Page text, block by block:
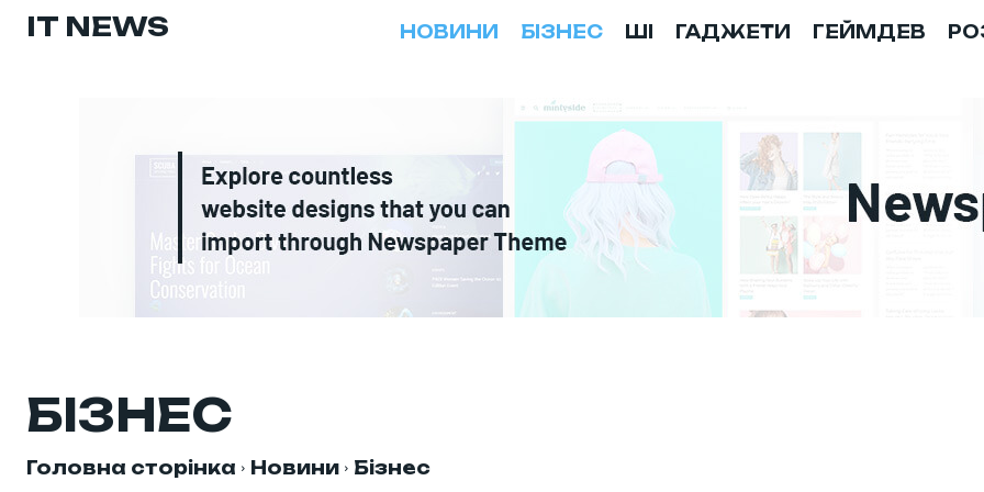
IT NEWS НОВИНИ БІЗНЕС ШІ ГАДЖЕТИ ГЕЙМДЕВ
БІЗНЕС
Головна сторінка Новини Бізнес